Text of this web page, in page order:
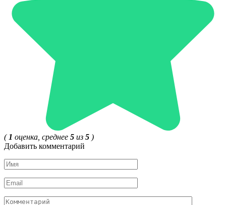
( 1 оценка, среднее 5 из 5 )
Добавить комментарий
Имя
*
Email
*
Комментарий